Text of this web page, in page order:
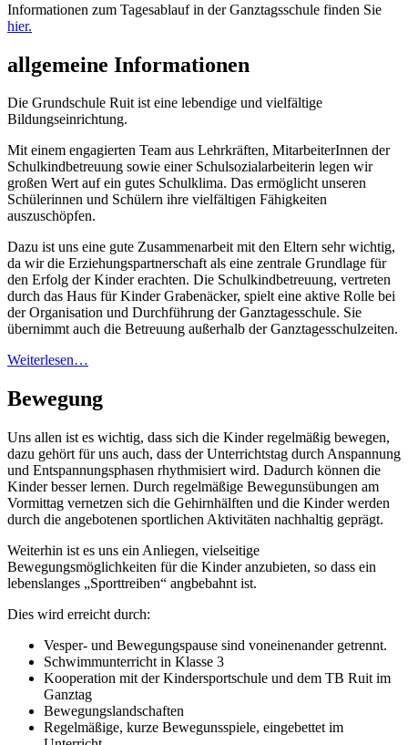
Informationen zum Tagesablauf in der Ganztagsschule finden Sie
hier.
allgemeine Informationen
Die Grundschule Ruit ist eine lebendige und vielfältige
Bildungseinrichtung.
Mit einem engagierten Team aus Lehrkräften, MitarbeiterInnen der
Schulkindbetreuung sowie einer Schulsozialarbeiterin legen wir
großen Wert auf ein gutes Schulklima. Das ermöglicht unseren
Schülerinnen und Schülern ihre vielfältigen Fähigkeiten
auszuschöpfen.
Dazu ist uns eine gute Zusammenarbeit mit den Eltern sehr wichtig,
da wir die Erziehungspartnerschaft als eine zentrale Grundlage für
den Erfolg der Kinder erachten. Die Schulkindbetreuung, vertreten
durch das Haus für Kinder Grabenäcker, spielt eine aktive Rolle bei
der Organisation und Durchführung der Ganztagesschule. Sie
übernimmt auch die Betreuung außerhalb der Ganztagesschulzeiten.
Weiterlesen…
Bewegung
Uns allen ist es wichtig, dass sich die Kinder regelmäßig bewegen,
dazu gehört für uns auch, dass der Unterrichtstag durch Anspannung
und Entspannungsphasen rhythmisiert wird. Dadurch können die
Kinder besser lernen. Durch regelmäßige Bewegunsübungen am
Vormittag vernetzen sich die Gehirnhälften und die Kinder werden
durch die angebotenen sportlichen Aktivitäten nachhaltig geprägt.
Weiterhin ist es uns ein Anliegen, vielseitige
Bewegungsmöglichkeiten für die Kinder anzubieten, so dass ein
lebenslanges „Sporttreiben“ angbebahnt ist.
Dies wird erreicht durch:
Vesper- und Bewegungspause sind voneinenander getrennt.
Schwimmunterricht in Klasse 3
Kooperation mit der Kindersportschule und dem TB Ruit im
Ganztag
Bewegungslandschaften
Regelmäßige, kurze Bewegunsspiele, eingebettet im